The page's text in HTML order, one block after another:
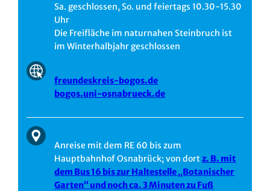
Sa. geschlossen, So. und feiertags 10.30-15.30
Uhr
Die Freifläche im naturnahen Steinbruch ist
im Winterhalbjahr geschlossen
freundeskreis-bogos.de
bogos.uni-osnabrueck.de
Anreise mit dem RE 60 bis zum
Hauptbahnhof Osnabrück; von dortz. B. mit
dem Bus 16 bis zur Haltestelle „Botanischer
Garten“ und noch ca. 3 Minuten zu Fuß